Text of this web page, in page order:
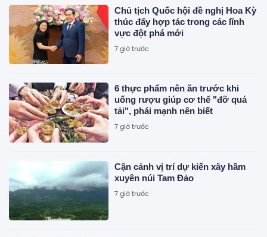
Chủ tịch Quốc hội đề nghị Hoa Kỳ
thúc đẩy hợp tác trong các lĩnh
vực đột phá mới
7 giờ trước
6 thực phẩm nên ăn trước khi
uống rượu giúp cơ thể "đỡ quá
tải", phái mạnh nên biết
7 giờ trước
Cận cảnh vị trí dự kiến xây hầm
xuyên núi Tam Đảo
7 giờ trước